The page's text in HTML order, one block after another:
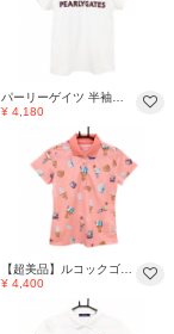
パーリーゲイツ 半袖ポロシャツ 白×ネイビー フロントロゴ ニコちゃん スマイル レディース 0(S) ゴルフウェア PEARLY GATES
¥ 4,180
【超美品】ルコックゴルフ 半袖ポロシャツ ピンク×マルチカラー 総柄 ソフトクリーム アイス レディース M ゴルフウェア le coq sportif
¥ 4,400